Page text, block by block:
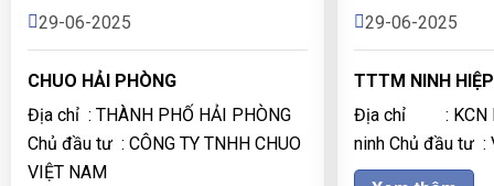
29-06-2025
CHUO HẢI PHÒNG
Địa chỉ : THÀNH PHỐ HẢI PHÒNG
Chủ đầu tư : CÔNG TY TNHH CHUO
VIỆT NAM
29-06-2025
TTTM NINH
Địa chỉ : KCN
ninh Chủ đầu tư :